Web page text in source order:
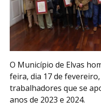
O Município de Elvas
feira, dia 17 de
trabalhadores que se
anos de 2023 e 2024.